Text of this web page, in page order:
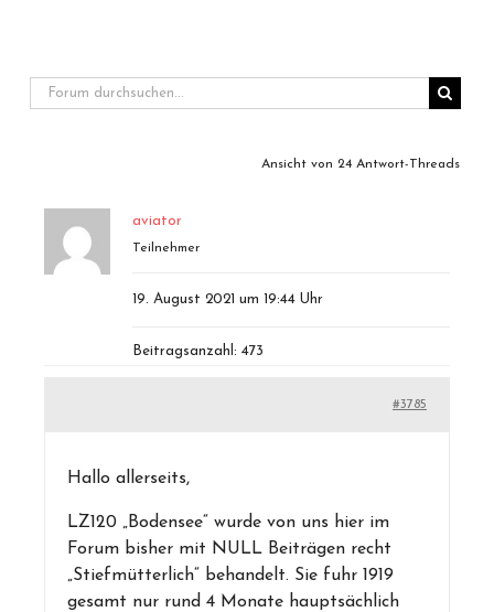
Ansicht von 24 Antwort-Threads
aviator
Teilnehmer
19. August 2021 um 19:44 Uhr
Beitragsanzahl: 473
#3785
Hallo allerseits,
LZ120 „Bodensee“ wurde von uns hier im
Forum bisher mit NULL Beiträgen recht
„Stiefmütterlich“ behandelt. Sie fuhr 1919
gesamt nur rund 4 Monate hauptsächlich